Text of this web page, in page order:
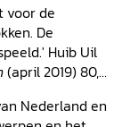
voor de
De
Huib Uil
(april 2019) 80,
Nederland en